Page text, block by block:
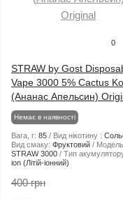
0
STRAW by Gost
Vape 3000 5% Cactus
(Ананас Апельсин)
Немає в наявності
Вага, г: 85 Вид нікотину :
Вид смаку: Фруктовий
STRAW 3000
Тип
ion (Літій-іонний)
400 грн